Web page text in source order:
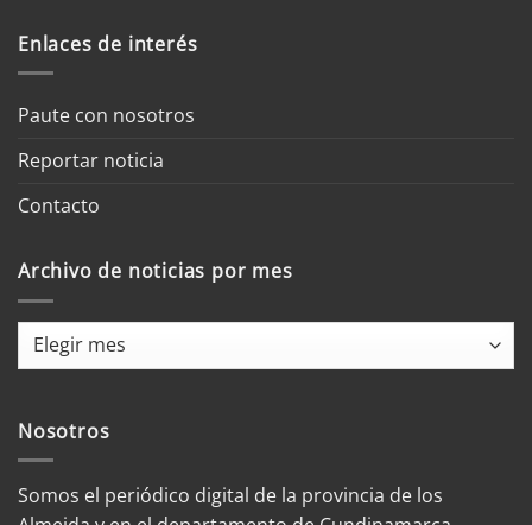
Enlaces de interés
Paute con nosotros
Reportar noticia
Contacto
Archivo de noticias por mes
Archivo
mes
Nosotros
Somos el periódico digital de la provincia de los